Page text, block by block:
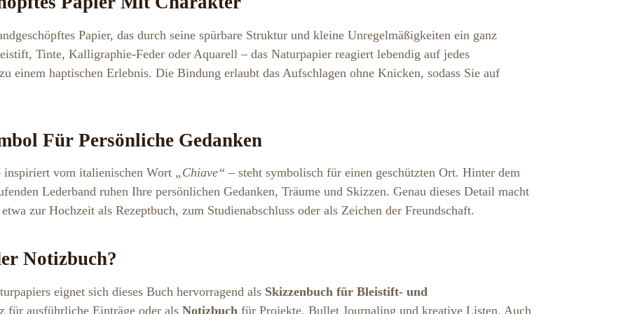
Papier, das durch seine spürbare Struktur und kleine Unregelmäßigkeiten ein ganz
Tinte, Kalligraphie-Feder oder Aquarell – das Naturpapier reagiert lebendig auf jedes
einem haptischen Erlebnis. Die Bindung erlaubt das Aufschlagen ohne Knicken, sodass Sie auf
Für Persönliche Gedanken
inspiriert vom italienischen Wort „Chiave“ – steht symbolisch für einen geschützten Ort. Hinter dem
Lederband ruhen Ihre persönlichen Gedanken, Träume und Skizzen. Genau dieses Detail macht
zur Hochzeit als Rezeptbuch, zum Studienabschluss oder als Zeichen der Freundschaft.
Notizbuch?
eignet sich dieses Buch hervorragend als Skizzenbuch für Bleistift- und
für ausführliche Einträge oder alsNotizbuch für Projekte, Bullet Journaling und kreative Listen. Auch